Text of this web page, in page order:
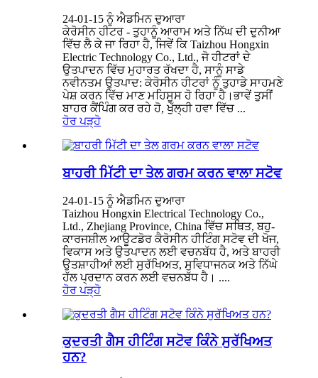
24-01-15 ਨੂੰ ਐਡਮਿਨ ਦੁਆਰਾ
ਕੇਰੋਸੀਨ ਹੀਟਰ - ਤੁਹਾਨੂੰ ਆਰਾਮ ਅਤੇ ਨਿੱਘ ਦੀ ਦੁਨੀਆ
ਵਿੱਚ ਲੈ ਕੇ ਜਾ ਰਿਹਾ ਹੈ, ਜਿਵੇਂ ਕਿ Taizhou Hongxin
Electric Technology Co., Ltd., ਜੋ ਹੀਟਰਾਂ ਦੇ
ਉਤਪਾਦਨ ਵਿੱਚ ਮੁਹਾਰਤ ਰੱਖਦਾ ਹੈ, ਸਾਨੂੰ ਸਾਡੇ
ਨਵੀਨਤਮ ਉਤਪਾਦ: ਕੇਰੋਸੀਨ ਹੀਟਰਾਂ ਨੂੰ ਤੁਹਾਡੇ ਸਾਹਮਣੇ
ਪੇਸ਼ ਕਰਨ ਵਿੱਚ ਮਾਣ ਮਹਿਸੂਸ ਹੋ ਰਿਹਾ ਹੈ।ਭਾਵੇਂ ਤੁਸੀਂ
ਬਾਹਰ ਕੈਂਪਿੰਗ ਕਰ ਰਹੇ ਹੋ, ਖੁੱਲ੍ਹੀ ਹਵਾ ਵਿੱਚ ...
ਹੋਰ ਪੜ੍ਹੋ
ਬਾਹਰੀ ਮਿੱਟੀ ਦਾ ਤੇਲ ਗਰਮ ਕਰਨ ਵਾਲਾ ਸਟੋਵ
24-01-15 ਨੂੰ ਐਡਮਿਨ ਦੁਆਰਾ
Taizhou Hongxin Electrical Technology Co.,
Ltd., Zhejiang Province, China ਵਿੱਚ ਸਥਿਤ, ਬਹੁ-
ਕਾਰਜਸ਼ੀਲ ਆਊਟਡੋਰ ਕੈਰੋਸੀਨ ਹੀਟਿੰਗ ਸਟੋਵ ਦੀ ਖੋਜ,
ਵਿਕਾਸ ਅਤੇ ਉਤਪਾਦਨ ਲਈ ਵਚਨਬੱਧ ਹੈ, ਅਤੇ ਬਾਹਰੀ
ਉਤਸ਼ਾਹੀਆਂ ਲਈ ਸੁਰੱਖਿਅਤ, ਸੁਵਿਧਾਜਨਕ ਅਤੇ ਨਿੱਘੇ
ਹੱਲ ਪ੍ਰਦਾਨ ਕਰਨ ਲਈ ਵਚਨਬੱਧ ਹੈ। ....
ਹੋਰ ਪੜ੍ਹੋ
ਕੁਦਰਤੀ ਗੈਸ ਹੀਟਿੰਗ ਸਟੋਵ ਕਿੰਨੇ ਸੁਰੱਖਿਅਤ
ਹਨ?